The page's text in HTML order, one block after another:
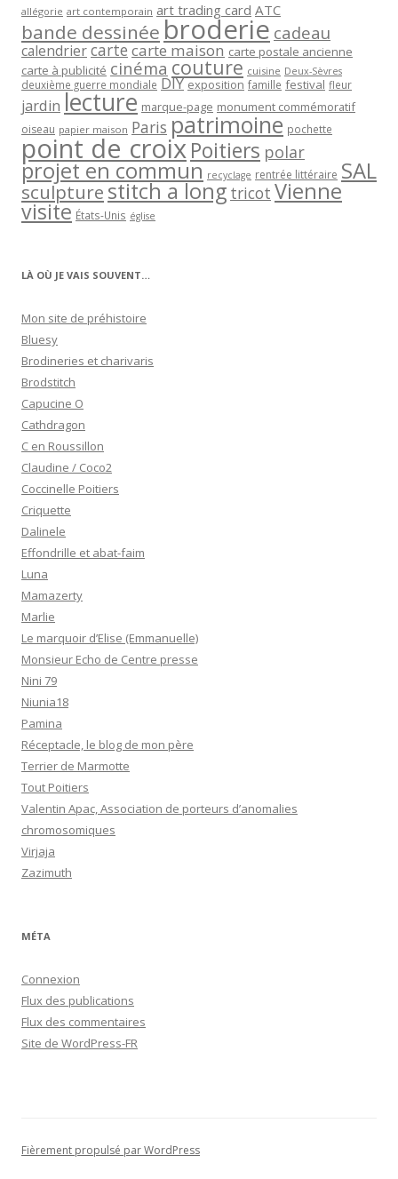
allégorie art contemporain art trading card ATC
bande dessinée broderie cadeau
calendriercartecarte maison carte postale ancienne
carte à publicité cinéma couture cuisine Deux-Sèvres
deuxième guerre mondiale DIY exposition famille festival fleur
jardin lecture marque-page monument commémoratif
oiseau papier maison Paris patrimoine pochette
point de croixPoitiers polar
projet en commun recyclage rentrée littéraire SAL
sculpturestitch a long tricot Vienne
visite États-Unis église
LÀ OÙ JE VAIS SOUVENT…
Mon site de préhistoire
Bluesy
Brodineries et charivaris
Brodstitch
Capucine O
Cathdragon
C en Roussillon
Claudine / Coco2
Coccinelle Poitiers
Criquette
Dalinele
Effondrille et abat-faim
Luna
Mamazerty
Marlie
Le marquoir d’Elise (Emmanuelle)
Monsieur Echo de Centre presse
Nini 79
Niunia18
Pamina
Réceptacle, le blog de mon père
Terrier de Marmotte
Tout Poitiers
Valentin Apac, Association de porteurs d’anomalies
chromosomiques
Virjaja
Zazimuth
MÉTA
Connexion
Flux des publications
Flux des commentaires
Site de WordPress-FR
Fièrement propulsé par WordPress